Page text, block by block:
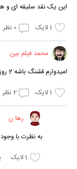
این یک نقد سلیقه ای و
1لایک 0 نظر
محمد فیلم بین
امیدوارم قشنگ باشه 2 روز دیگه اکران میشه
1لایک 2نظر
رها ن
به نظرت با
1لایک